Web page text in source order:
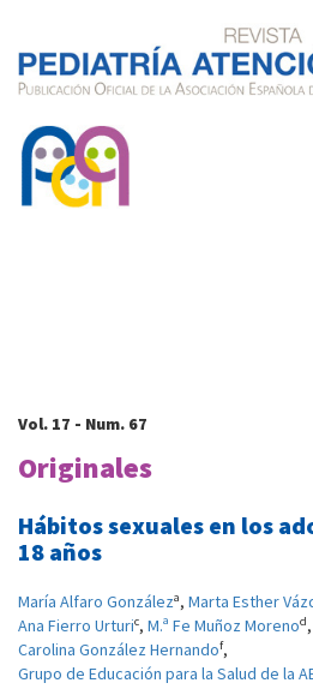
Vol. 17 - Num. 67
Originales
Hábitos sexuales en los
18 años
María Alfaro Gonzáleza, Marta Esther
Ana Fierro Urturic, M.ª Fe Muñoz Morenod,
Carolina González Hernandof,
Grupo de Educación para la Salud de la